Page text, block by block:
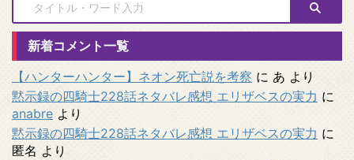
新着コメント一覧
【ハンターハンター】ネオン死亡説を考察 に あ より
黙示録の四騎士228話ネタバレ感想 エリザベスの実力 に
anabre より
黙示録の四騎士228話ネタバレ感想 エリザベスの実力 に
匿名 より